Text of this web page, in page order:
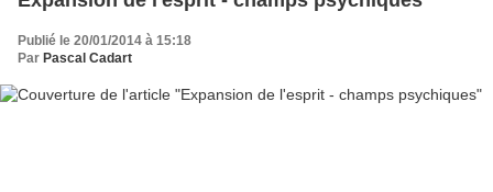
Publié le 20/01/2014 à 15:18
Par Pascal Cadart